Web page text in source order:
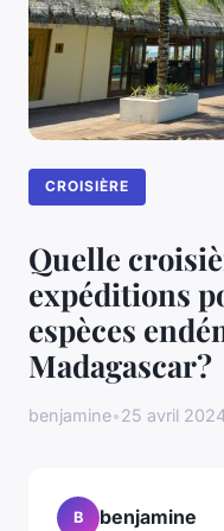
CROISIÈRE
Quelle
expéditions
espèces
Madagascar?
benjamine•25 avril
B benjamine